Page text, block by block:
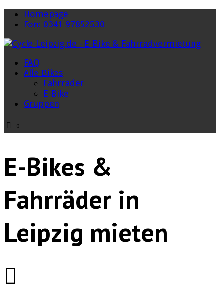
Homepage
Fon: 0341 97852530
FAQ
Alle Bikes
Fahrräder
E-Bike
Gruppen
0
E-Bikes &
Fahrräder in
Leipzig mieten